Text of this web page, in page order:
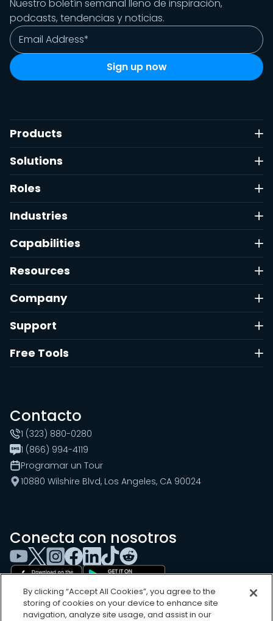
Nuestro boletín semanal lleno de inspiración,
podcasts, tendencias y noticias.
Products
Solutions
Roles
Industries
Capabilities
Resources
Company
Support
Free Tools
Contacto
1 (323) 880-0280
1 (866) 994-4119
Programar un Tour
10880 Wilshire Blvd, Los Angeles, CA 90024
Conecta con nosotros
By clicking “Accept All Cookies”, you agree to the
storing of cookies on your device to enhance site
navigation, analyze site usage, and assist in our